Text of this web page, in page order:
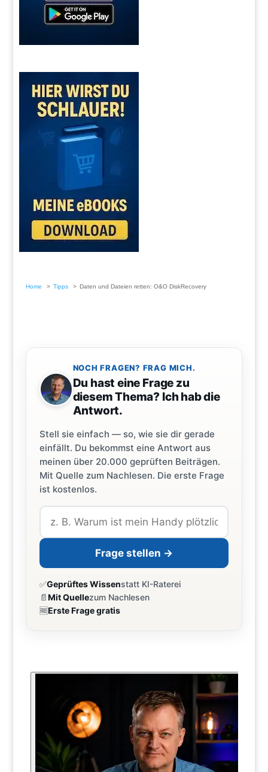
Home Tipps Daten und Dateien retten: O&O DiskRecovery
NOCH FRAGEN? FRAG MICH.
Du hast eine Frage zu
diesem Thema? Ich hab die
Antwort.
Stell sie einfach — so, wie sie dir gerade
einfällt. Du bekommst eine Antwort aus
meinen über 20.000 geprüften Beiträgen.
Mit Quelle zum Nachlesen. Die erste Frage
ist kostenlos.
Frage stellen →
✅Geprüftes Wissenstatt KI-Raterei
📄Mit Quellezum Nachlesen
🆓Erste Frage gratis